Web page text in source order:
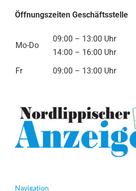
Öffnungszeiten Geschäftsstelle
Mo-Do
09:00 – 13:00 Uhr
14:00 – 16:00 Uhr
Fr
09:00 – 13:00 Uhr
Navigation